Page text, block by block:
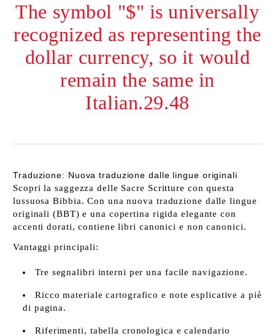
The symbol "$" is universally
recognized as representing the
dollar currency, so it would
remain the same in
Italian.29.48
Traduzione: Nuova traduzione dalle lingue originali
Scopri la saggezza delle Sacre Scritture con questa
lussuosa Bibbia. Con una nuova traduzione dalle lingue
originali (BBT) e una copertina rigida elegante con
accenti dorati, contiene libri canonici e non canonici.
Vantaggi principali:
Tre segnalibri interni per una facile navigazione.
Ricco materiale cartografico e note esplicative a piè
di pagina.
Riferimenti, tabella cronologica e calendario